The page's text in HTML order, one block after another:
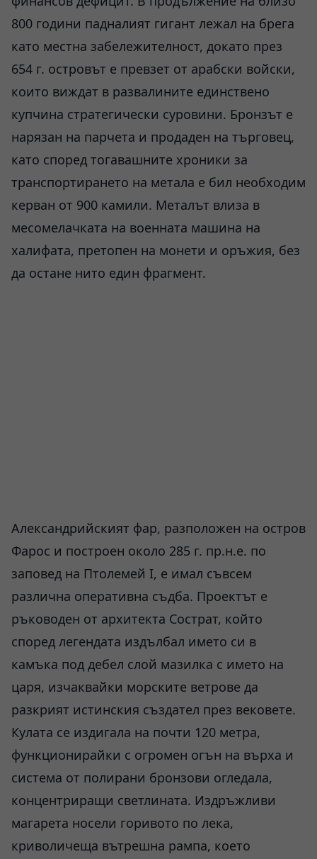
800 години падналият гигант лежал на брега
като местна забележителност, докато през
654 г. островът е превзет от арабски войски,
които виждат в развалините единствено
купчина стратегически суровини. Бронзът е
нарязан на парчета и продаден на търговец,
като според тогавашните хроники за
транспортирането на метала е бил необходим
керван от 900 камили. Металът влиза в
месомелачката на военната машина на
халифата, претопен на монети и оръжия, без
да остане нито един фрагмент.
Александрийският фар, разположен на остров
Фарос и построен около 285 г. пр.н.е. по
заповед на Птолемей I, е имал съвсем
различна оперативна съдба. Проектът е
ръководен от архитекта Сострат, който
според легендата издълбал името си в
камъка под дебел слой мазилка с името на
царя, изчаквайки морските ветрове да
разкрият истинския създател през вековете.
Кулата се издигала на почти 120 метра,
функционирайки с огромен огън на върха и
система от полирани бронзови огледала,
концентриращи светлината. Издръжливи
магарета носели горивото по лека,
криволичеща вътрешна рампа, което